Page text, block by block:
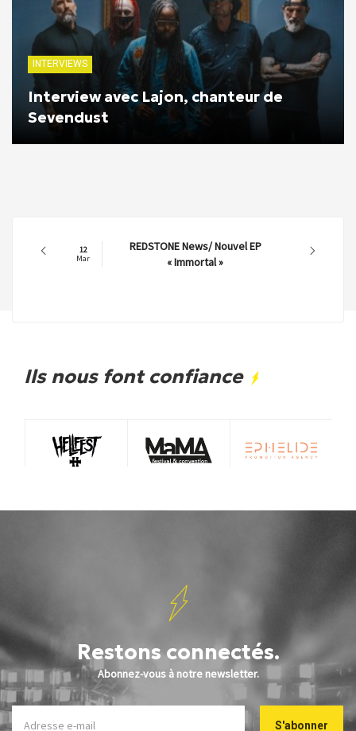
INTERVIEWS
Interview avec Lajon, chanteur de
Sevendust
12
Mar
REDSTONE News/ Nouvel EP
« Immortal »
Ils nous font confiance
Restons connectés.
Abonnez-vous à notre newsletter.